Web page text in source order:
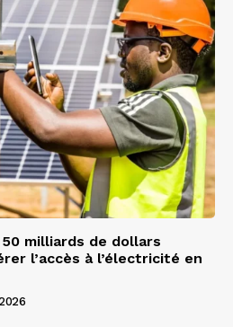
milliards de dollars
l’accès à l’électricité en